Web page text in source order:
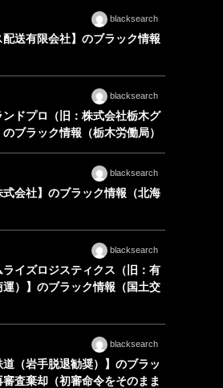
blacksearch
配送有限会社】のブラック情報
blacksearch
ンドプロ（旧：株式会社栃木グ
ブラック情報（栃木労働局）
blacksearch
式会社】のブラック情報（北海
blacksearch
ライズロジスティクス（旧：有
運）】のブラック情報（国土交
blacksearch
道（岩手脱退勧奨）】のブラッ
査棄却（初審命令をそのまま